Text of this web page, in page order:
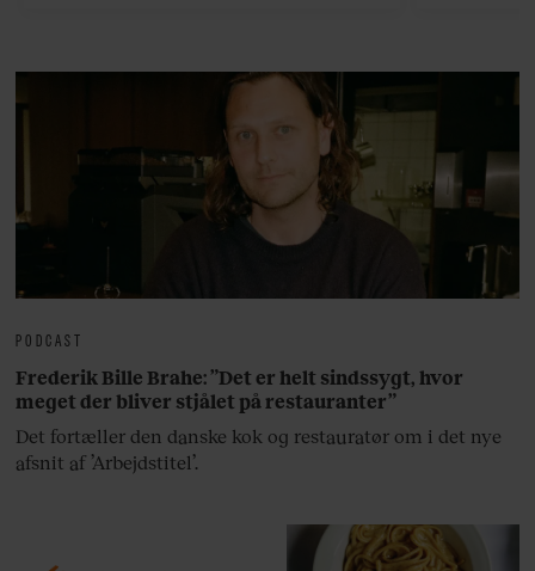
PODCAST
Frederik Bille Brahe: ”Det er helt sindssygt, hvor
meget der bliver stjålet på restauranter”
Det fortæller den danske kok og restauratør om i det nye
afsnit af ’Arbejdstitel’.